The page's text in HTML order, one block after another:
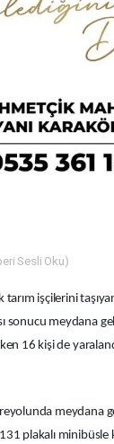
Sesli Oku)
tarım işçilerini
sonucu meydana
16 kişi de
meydana
plakalı minibüsle